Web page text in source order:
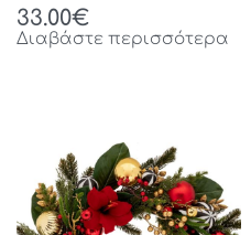
BERRIES ΚΑΙ
ΚΟΥΚΟΥΝΑΡΙΑ Φ40ΕΚ
33.00€
Διαβάστε περισσότερα